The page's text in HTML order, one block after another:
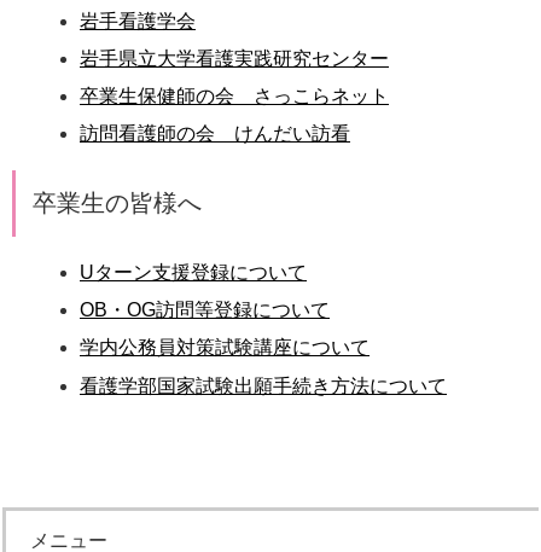
岩手看護学会
岩手県立大学看護実践研究センター
卒業生保健師の会 さっこらネット
訪問看護師の会 けんだい訪看
卒業生の皆様へ
Uターン支援登録について
OB・OG訪問等登録について
学内公務員対策試験講座について
看護学部国家試験出願手続き方法について
メニュー